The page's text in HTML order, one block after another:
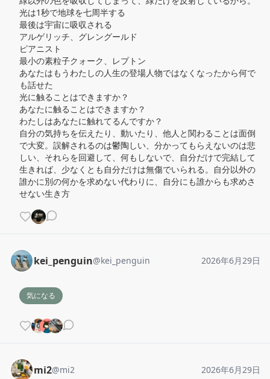
光は1秒で地球を七周半する
最後は宇宙に吸収される
アルゲリッチ、グレングールド
ピアニスト
最小の素粒子クォーク、レプトン
あなたはもうわたしの人生の登場人物ではなくなったから何で
も話せた
光に触ることはできますか？
あなたに触ることはできますか？
わたしはあなたに触れてるんですか？
自分の気持ちを伝えたり、動いたり、他人と関わることは面倒
で大変。誤解されるのは鬱陶しい、分かってもらえないのは悲
しい、それらを回避して、何もしないで、自分だけで完結して
生きれば、少なくとも自分だけは無傷でいられる。自分以外の
誰かに別の何かを求めない代わりに、自分にも誰からも求めさ
せない生き方
kei_penguin@kei_penguin 2026年6月29日
気になる
mi2@mi2 2026年6月29日